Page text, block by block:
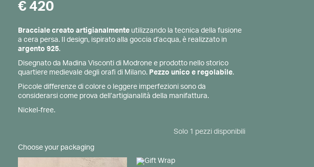
€ 420
Bracciale creato artigianalmente utilizzando la tecnica della fusione
a cera persa. Il design, ispirato alla goccia d’acqua, è realizzato in
argento 925.
Disegnato da Madina Visconti di Modrone e prodotto nello storico
quartiere medievale degli orafi di Milano. Pezzo unico e regolabile.
Piccole differenze di colore o leggere imperfezioni sono da
considerarsi come prova dell’artigianalità della manifattura.
Nickel-free.
Solo 1 pezzi disponibili
Choose your packaging